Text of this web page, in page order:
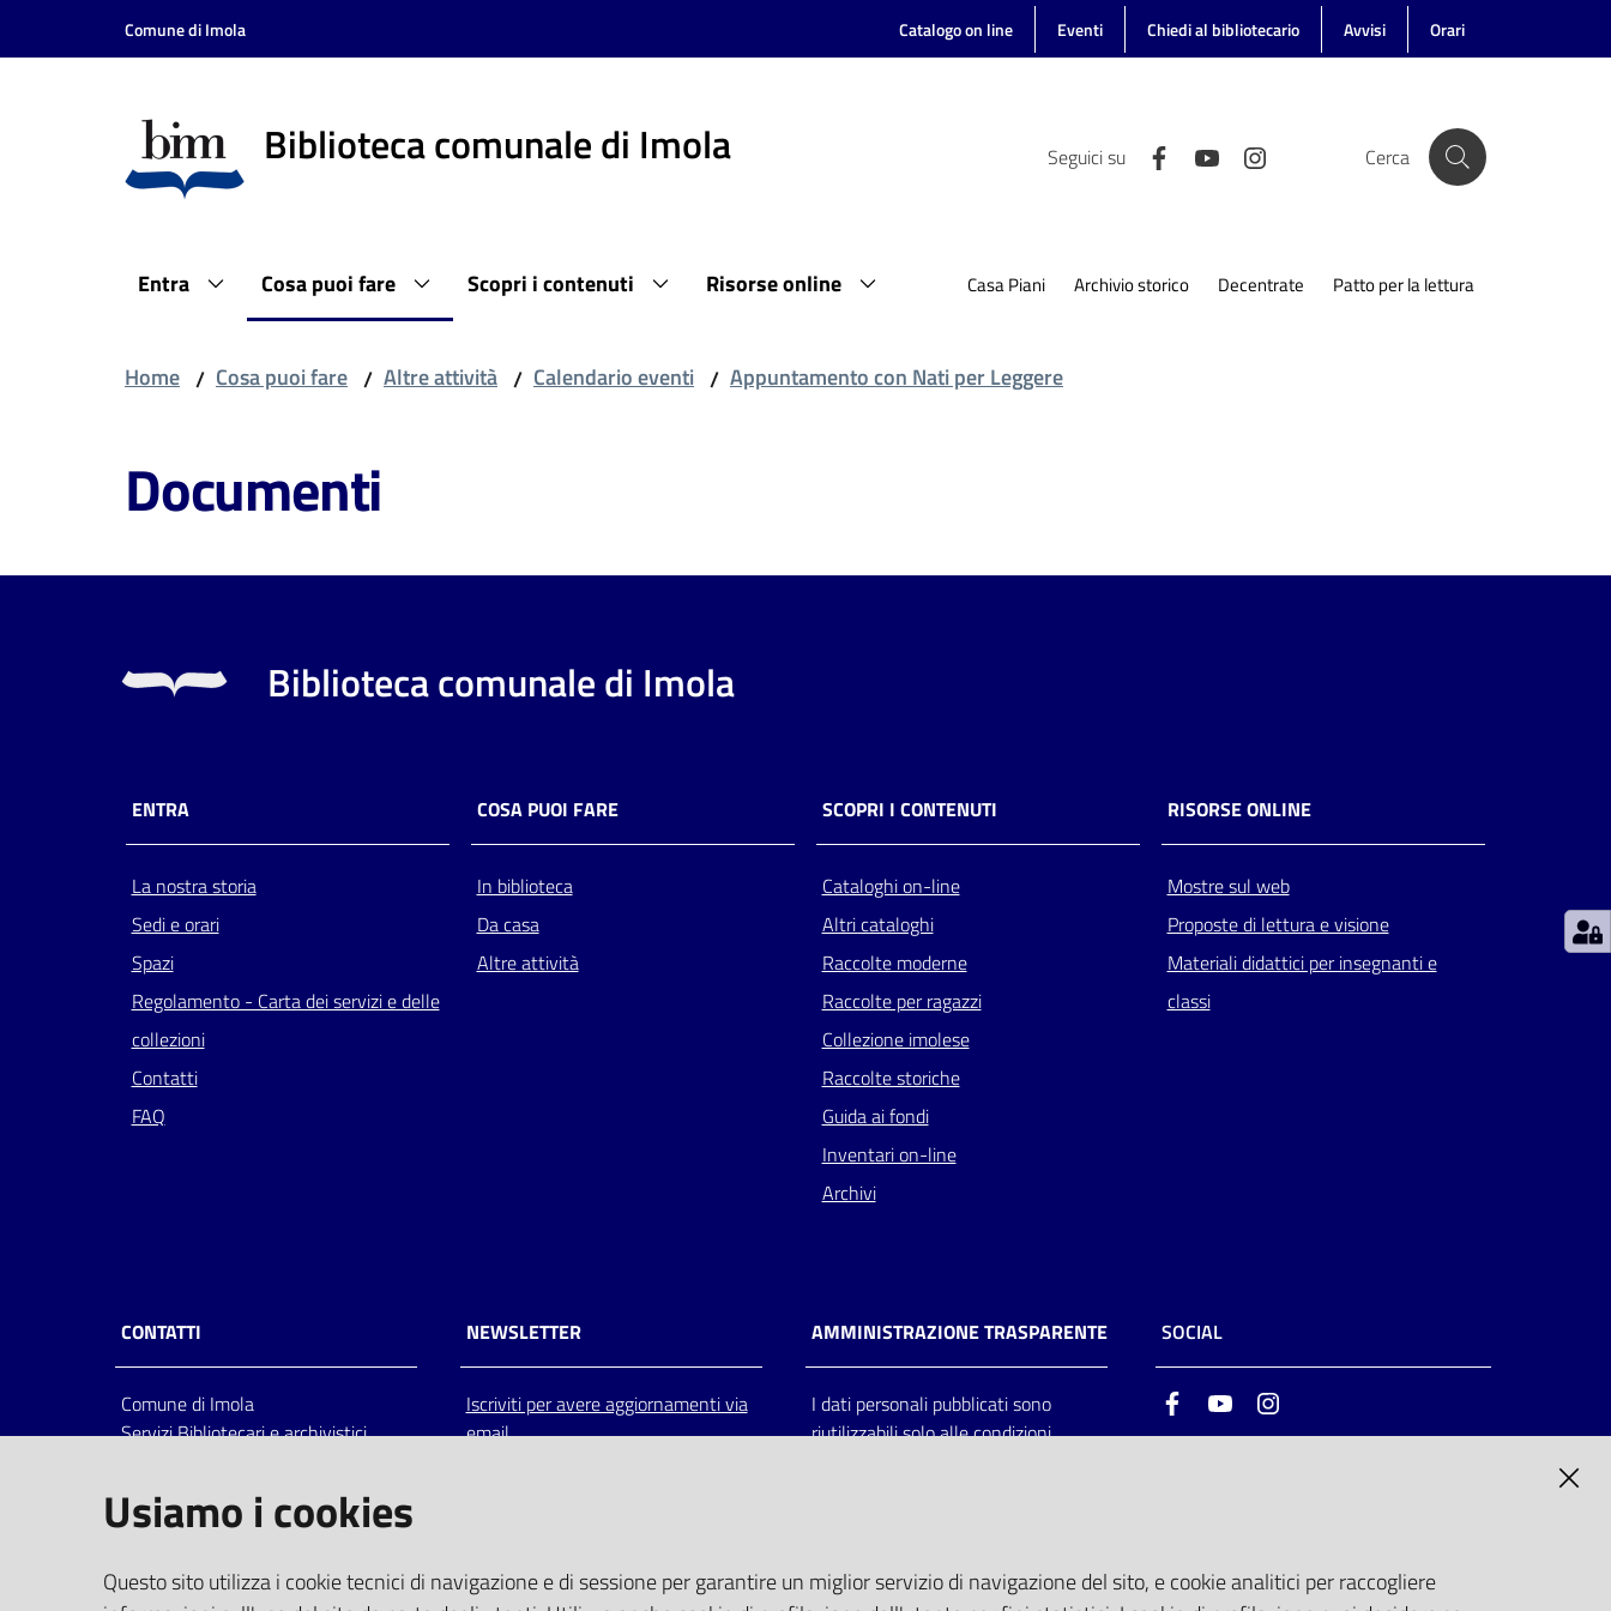
Vai al contenuto
Vai alla navigazione
Comune di Imola Catalogo on line Eventi Chiedi al bibliotecario Avvisi Orari
Biblioteca comunale di Imola Seguici su Cerca
Entra Cosa puoi fare Scopri i contenuti Risorse online Casa Piani Archivio storico Decentrate Patto per la lettura
Home / Cosa puoi fare / Altre attività / Calendario eventi / Appuntamento con Nati per Leggere
Documenti
Biblioteca comunale di Imola
ENTRA
La nostra storia
Sedi e orari
Spazi
Regolamento - Carta dei servizi e delle
collezioni
Contatti
FAQ
COSA PUOI FARE
In biblioteca
Da casa
Altre attività
SCOPRI I CONTENUTI
Cataloghi on-line
Altri cataloghi
Raccolte moderne
Raccolte per ragazzi
Collezione imolese
Raccolte storiche
Guida ai fondi
Inventari on-line
Archivi
RISORSE ONLINE
Mostre sul web
Proposte di lettura e visione
Materiali didattici per insegnanti e
classi
CONTATTI
Comune di Imola
Servizi Bibliotecari e archivistici
Italia
centralino: tel 0542.6026.36 fax
bim@comune.imola.bo.it
PEC
NEWSLETTER
Iscriviti per avere aggiornamenti via
email
AMMINISTRAZIONE TRASPARENTE
I dati personali pubblicati sono
riutilizzabili solo alle condizioni
SOCIAL
FacebookYoutube
Usiamo i cookies
Questo sito utilizza i cookie tecnici di navigazione e di sessione per garantire un miglior servizio di navigazione del sito, e cookie analitici per raccogliere